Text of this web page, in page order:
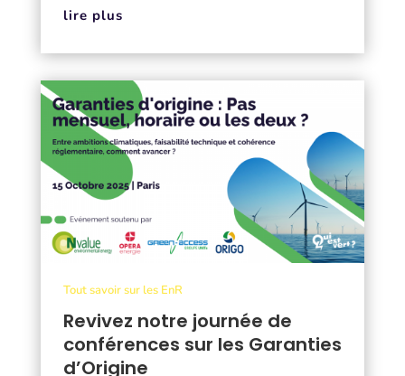
lire plus
Revivez notre journée de
conférences sur les Garanties
d’Origine
Tout savoir sur les EnR